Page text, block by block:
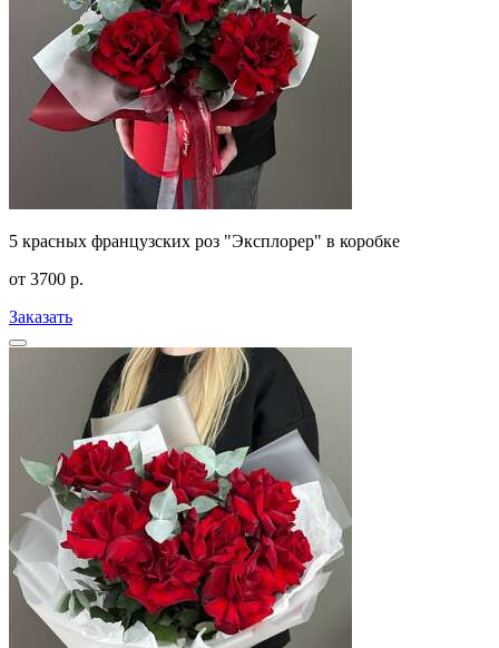
5 красных французских роз "Эксплорер" в коробке
от 3700 р.
Заказать